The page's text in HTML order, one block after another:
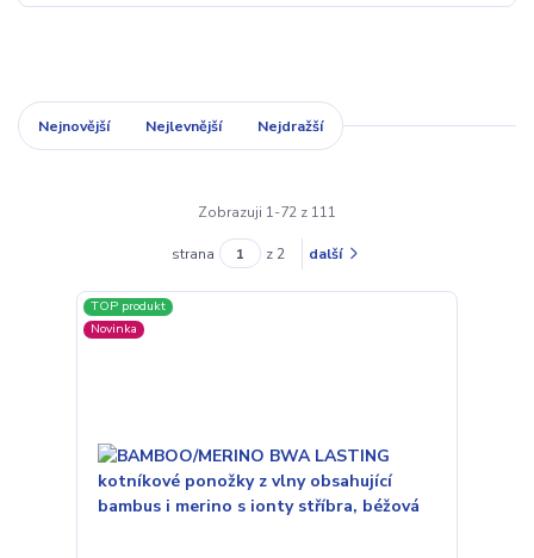
Nejnovější Nejlevnější Nejdražší
Zobrazuji 1-72 z 111
strana z 2 další
TOP produkt
Novinka